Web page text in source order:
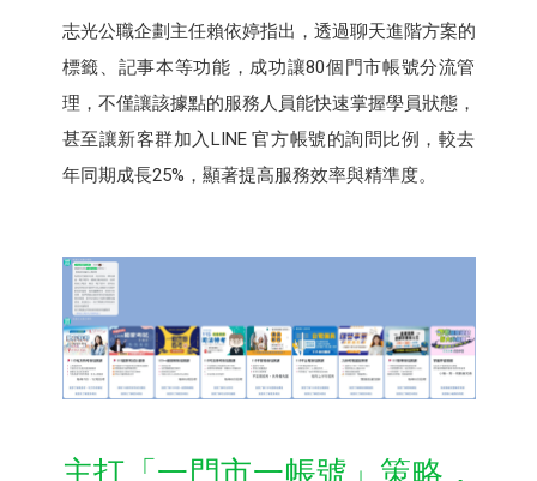
志光公職企劃主任賴依婷指出，透過聊天進階方案的
標籤、記事本等功能，成功讓80個門市帳號分流管
理，不僅讓該據點的服務人員能快速掌握學員狀態，
甚至讓新客群加入LINE 官方帳號的詢問比例，較去
年同期成長25%，顯著提高服務效率與精準度。
主打「一門市一帳號」策略，